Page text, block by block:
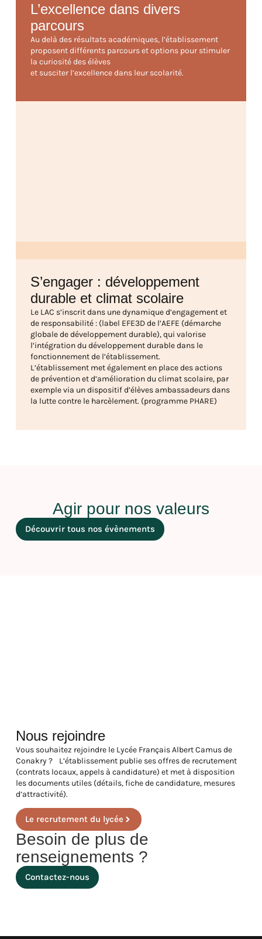
L’excellence dans divers
parcours
Au delà des résultats académiques, l’établissement
proposent différents parcours et options pour stimuler
la curiosité des élèves
et susciter l’excellence dans leur scolarité.
S’engager : développement
durable et climat scolaire
Le LAC s’inscrit dans une dynamique d’engagement et
de responsabilité : (label EFE3D de l’AEFE (démarche
globale de développement durable), qui valorise
l’intégration du développement durable dans le
fonctionnement de l’établissement.
L’établissement met également en place des actions
de prévention et d’amélioration du climat scolaire, par
exemple via un dispositif d’élèves ambassadeurs dans
la lutte contre le harcèlement. (programme PHARE)
Agir pour nos valeurs
Découvrir tous nos évènements
Nous rejoindre
Vous souhaitez rejoindre le Lycée Français Albert Camus de
Conakry ? L’établissement publie ses offres de recrutement
(contrats locaux, appels à candidature) et met à disposition
les documents utiles (détails, fiche de candidature, mesures
d’attractivité).
Le recrutement du lycée
Besoin de plus de
renseignements ?
Contactez-nous